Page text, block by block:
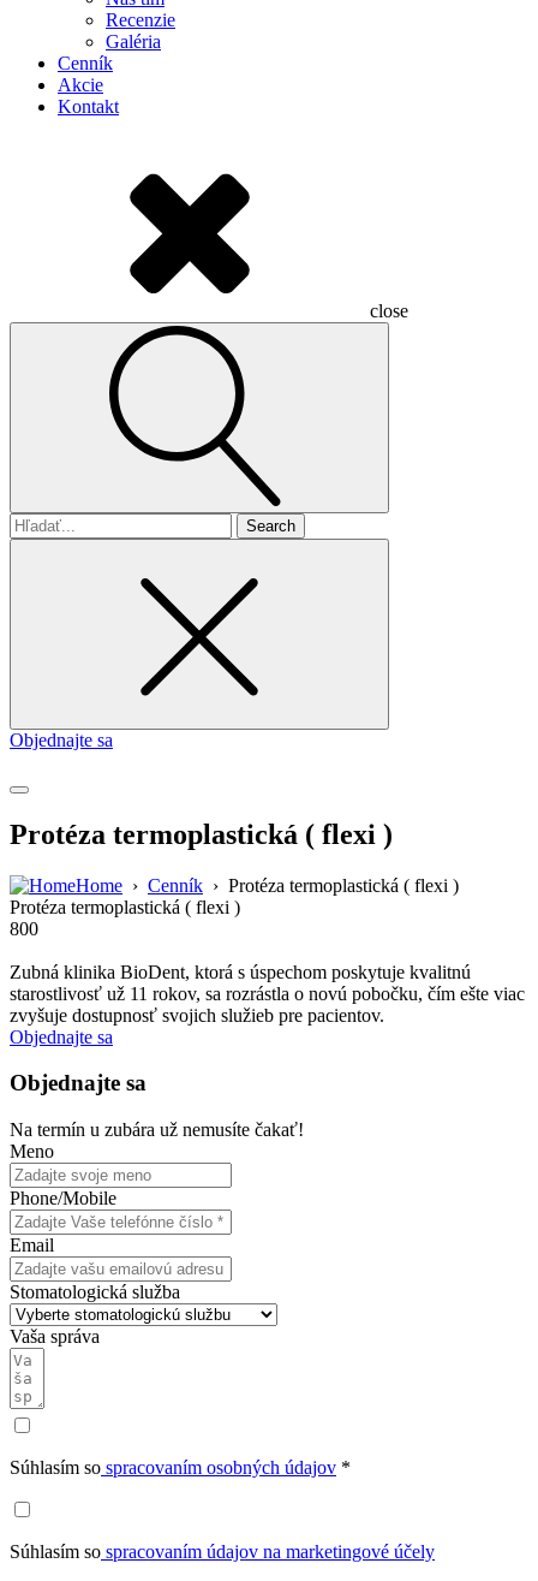
Recenzie
Galéria
Cenník
Akcie
Kontakt
close
Search
for
Objednajte sa
Protéza termoplastická ( flexi )
Home › Cenník › Protéza termoplastická ( flexi )
Protéza termoplastická ( flexi )
800
Zubná klinika BioDent, ktorá s úspechom poskytuje kvalitnú
starostlivosť už 11 rokov, sa rozrástla o novú pobočku, čím ešte viac
zvyšuje dostupnosť svojich služieb pre pacientov.
Objednajte sa
Objednajte sa
Na termín u zubára už nemusíte čakať!
Meno
Phone/Mobile
Email
Stomatologická služba
Vaša správa
Súhlasím so spracovaním osobných údajov *
Súhlasím so spracovaním údajov na marketingové účely